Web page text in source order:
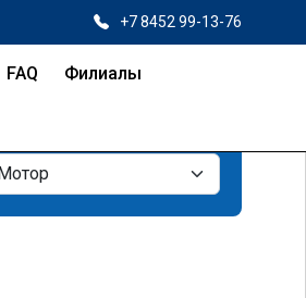
+7 8452 99-13-76
FAQ Филиалы